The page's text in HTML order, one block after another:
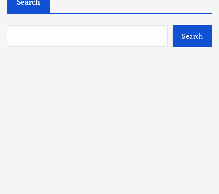
Search